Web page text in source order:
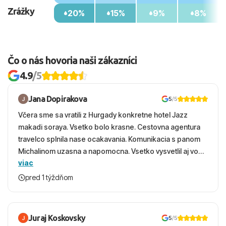
Zrážky
20%
15%
9%
8%
Čo o nás hovoria naši zákazníci
4.9/5
Jana Dopirakova 5/5
Včera sme sa vratili z Hurgady konkretne hotel Jazz
makadi soraya. Vsetko bolo krasne. Cestovna agentura
travelco splnila nase ocakavania. Komunikacia s panom
Michalinom uzasna a napomocna. Vsetko vysvetlil aj vo
vecernych hodinach zaco sa ospravedlnujem. Hotel
krasny, cisty. Sluzby top. Strava, prostredie, more,
viac
pred 1 týždňom
Juraj Koskovsky 5/5